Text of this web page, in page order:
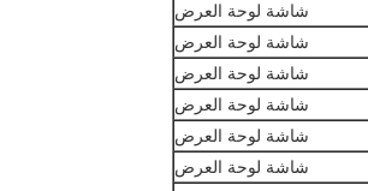
شاشة لوحة العرض
شاشة لوحة العرض
شاشة لوحة العرض
شاشة لوحة العرض
شاشة لوحة العرض
شاشة لوحة العرض